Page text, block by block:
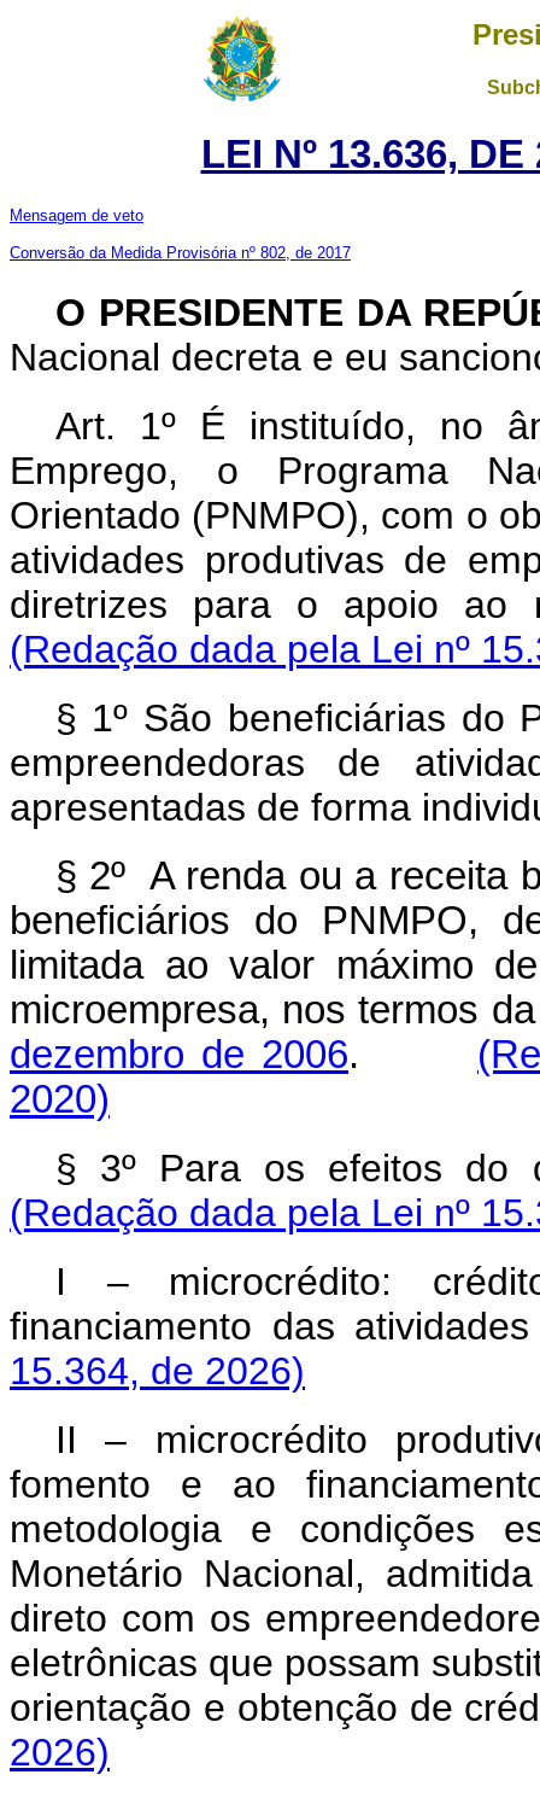
LEI Nº 13.636,
Mensagem de veto
Conversão da Medida Provisória nº 802, de 2017
O PRESIDENTE DA
Nacional decreta e eu
Art. 1º É instituído, no
Emprego, o Programa
Orientado (PNMPO), com o
atividades produtivas de
diretrizes para o apoio ao
(Redação dada pela Lei nº
§ 1º São beneficiárias do
empreendedoras de
apresentadas de forma
§ 2º A renda ou a receita
beneficiários do PNMPO,
limitada ao valor máximo
microempresa, nos termos
dezembro de 2006.
2020)
§ 3º Para os efeitos do
(Redação dada pela Lei nº
I – microcrédito:
financiamento das
15.364, de 2026)
II – microcrédito
fomento e ao
metodologia e condições
Monetário Nacional,
direto com os
eletrônicas que possam
orientação e obtenção de
2026)